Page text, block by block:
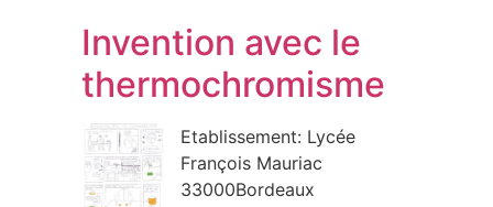
Invention avec le
thermochromisme
Etablissement: Lycée
François Mauriac
33000Bordeaux